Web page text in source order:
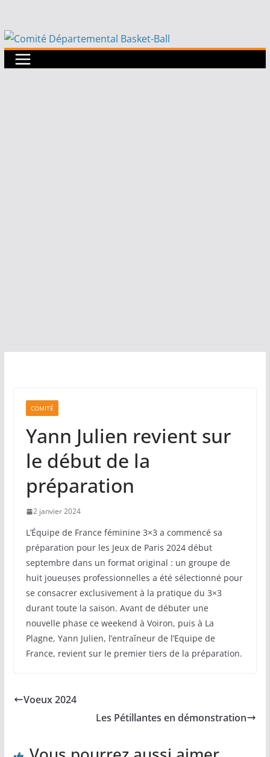
au
contenu
COMITÉ
Yann Julien revient sur
le début de la
préparation
2 janvier 2024
L’Équipe de France féminine 3×3 a commencé sa
préparation pour les Jeux de Paris 2024 début
septembre dans un format original : un groupe de
huit joueuses professionnelles a été sélectionné pour
se consacrer exclusivement à la pratique du 3×3
durant toute la saison. Avant de débuter une
nouvelle phase ce weekend à Voiron, puis à La
Plagne, Yann Julien, l’entraîneur de l’Equipe de
France, revient sur le premier tiers de la préparation.
Voeux 2024
Les Pétillantes en démonstration